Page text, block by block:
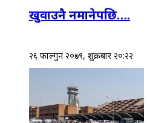
खुवाउनै नमानेपछि….
२६ फाल्गुन २०७९, शुक्रबार २०:२२